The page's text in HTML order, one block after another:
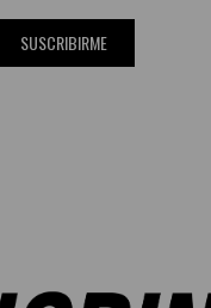
SUSCRIBIRME